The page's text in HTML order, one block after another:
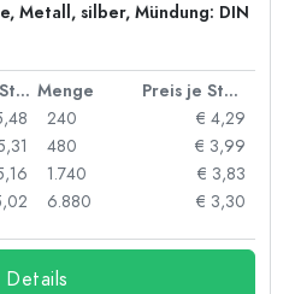
Metall, silber, Mündung: DIN
Preis je Stück Menge
Preis je Stück
240
€ 4,29
480
€ 3,99
1.740
€ 3,83
6.880
€ 3,30
Details